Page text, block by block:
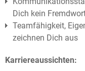
Dich kein
Teamfähigkeit,
zeichnen Dich aus
Karriereaussichten: